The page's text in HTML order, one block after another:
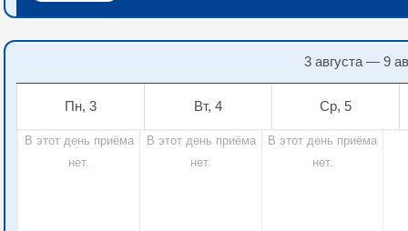
3 августа — 9
Пн, 3 Вт, 4 Ср, 5
В этот день приёма
нет.
В этот день приёма
нет.
В этот день приёма
нет.